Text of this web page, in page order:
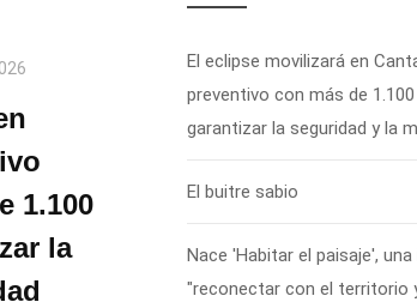
1.100
la
El eclipse movilizará en
preventivo con más de
garantizar la seguridad y la
El buitre sabio
Nace 'Habitar el paisaje',
"reconectar con el territorio